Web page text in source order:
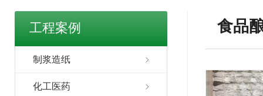
食品
工程案例
制浆造纸
化工医药